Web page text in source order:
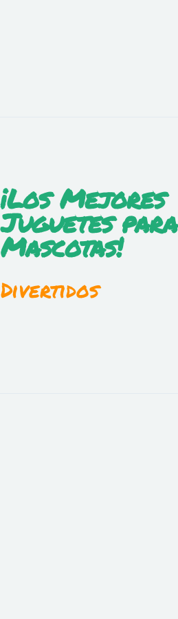
¡Los Mejores
Juguetes para
Mascotas!
Divertidos